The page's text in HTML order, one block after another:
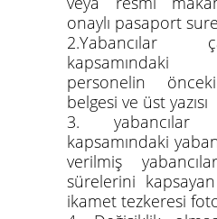
onaylı pasaport
2.Yabancılar
personelin
belgesi ve üst yazısı
3. yabancılar
kapsamındaki
verilmiş
sürelerini
ikamet tezkeresi